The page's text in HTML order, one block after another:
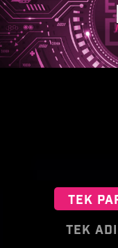
TEK
TEK